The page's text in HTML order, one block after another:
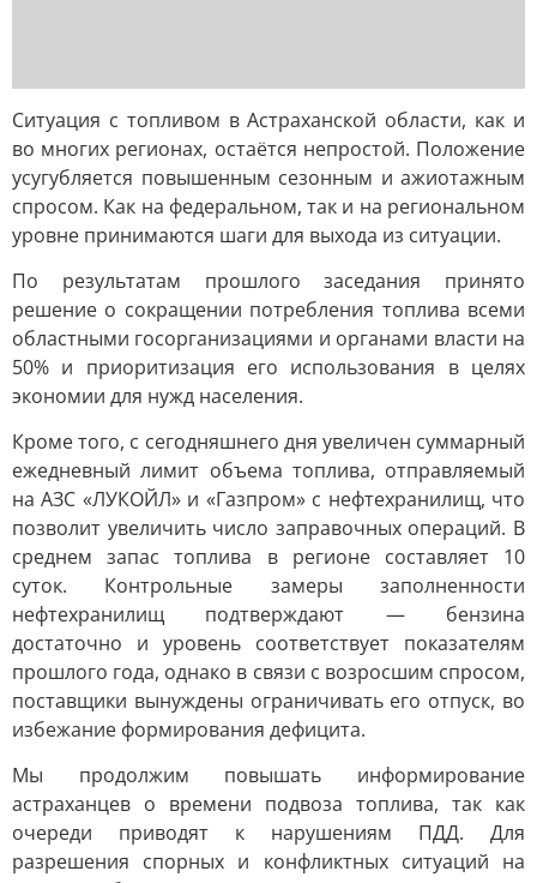
Ситуация с топливом в Астраханской области, как и
во многих регионах, остаётся непростой. Положение
усугубляется повышенным сезонным и ажиотажным
спросом. Как на федеральном, так и на региональном
уровне принимаются шаги для выхода из ситуации.
По результатам прошлого заседания принято
решение о сокращении потребления топлива всеми
областными госорганизациями и органами власти на
50% и приоритизация его использования в целях
экономии для нужд населения.
Кроме того, с сегодняшнего дня увеличен суммарный
ежедневный лимит объема топлива, отправляемый
на АЗС «ЛУКОЙЛ» и «Газпром» с нефтехранилищ, что
позволит увеличить число заправочных операций. В
среднем запас топлива в регионе составляет 10
суток. Контрольные замеры заполненности
нефтехранилищ подтверждают — бензина
достаточно и уровень соответствует показателям
прошлого года, однако в связи с возросшим спросом,
поставщики вынуждены ограничивать его отпуск, во
избежание формирования дефицита.
Мы продолжим повышать информирование
астраханцев о времени подвоза топлива, так как
очереди приводят к нарушениям ПДД. Для
разрешения спорных и конфликтных ситуаций на